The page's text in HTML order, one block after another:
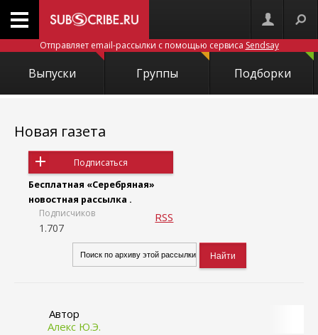
Отправляет email-рассылки с помощью сервиса Sendsay
Выпуски Группы Подборки
Новая газета
Подписаться
Бесплатная «Серебряная»
новостная рассылка .
Подписчиков
1.707
RSS
Автор
Алекс Ю.Э.